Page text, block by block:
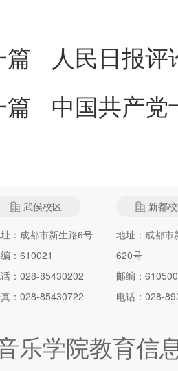
篇
人民日报
篇 中国共产
武侯校区
：成都市新生路6号
：610021
：028-85430202
：028-85430722
新都
地址：成都市
620号
邮编：610500
电话：028-
乐学院教育